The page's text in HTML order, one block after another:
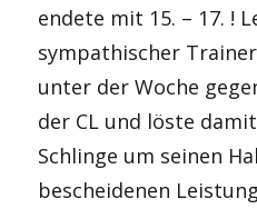
endete mit 15. – 17. !
sympathischer
unter der Woche
der CL und löste
Schlinge um seinen
bescheidenen